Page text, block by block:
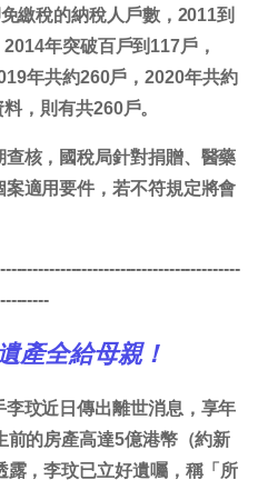
繳稅的納稅人戶數，2011到
年突破百戶到117戶，
年共約260戶，2020年共約
，則有共260戶。
核，國稅局針對捐贈、醫藥
適用要件，若不符規定將會
產全給母親！
玟近日傳出離世消息，享年
前的房產高達5億港幣（約新
露，李玟已立好遺囑，稱「所